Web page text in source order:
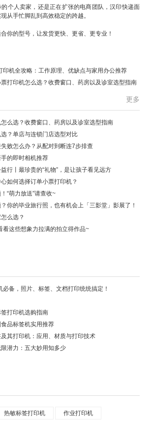
个人卖家，还是正在扩张的电商团队，汉印快递面
从手忙脚乱到高效稳定的跨越。
你的型号，让发货更快、更省、更专业！
印机全攻略：工作原理、优缺点与家用办公推荐
打印机怎么选？收费窗口、药房以及诊室选型指南
更多
么选？收费窗口、药房以及诊室选型指南
？单店与连锁门店选型对比
败怎么办？从配对到断连7步排查
的即时相机推荐
行丨最珍贵的“礼物”，是让孩子看见远方
如何选择订单小票打印机？
“萌力放送”请查收~
你的毕业旅行照，也有机会上「三影堂」影展了！
么选？
看这些想象力拉满的拍立得作品~
备，照片、标签、文档打印统统搞定！
打印机选购指南
品标签机实用推荐
其打印机：应用、材质与打印技术
潜力：五大妙用知多少
热敏标签打印机 作业打印机